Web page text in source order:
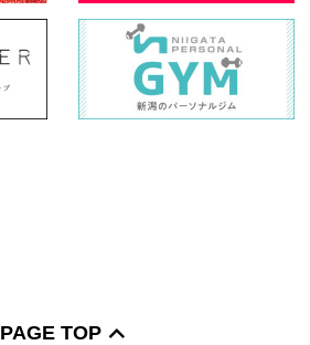
PAGE TOP